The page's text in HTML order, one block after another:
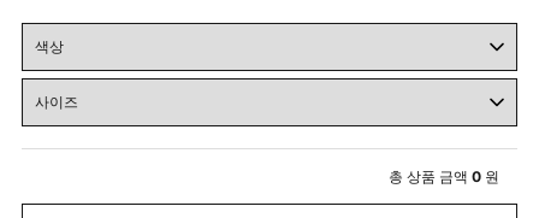
총 상품 금액 0 원